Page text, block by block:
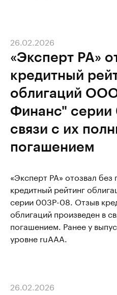
«Эксперт РА»
кредитный
облигаций
Финанс"
связи с их
погашением
26.02.2026
«Эксперт РА» отозвал без
кредитный рейтинг
серии 003P-08. Отзыв
облигаций произведен в
погашением. Ранее у
уровне ruAAA.
26.02.2026